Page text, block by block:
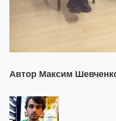
Автор Максим